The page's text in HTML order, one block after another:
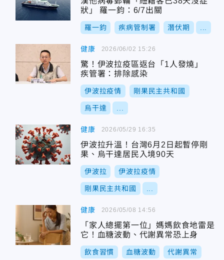
狀」 羅一鈞：6/7出關
羅一鈞 疾病管制署 潛伏期
健康
驚！伊波拉疫區返台「1人發燒」
疾管署：排除感染
伊波拉疫情 剛果民主共和國
烏干達
2026/06/02 15:26
健康
伊波拉升溫！台灣6月2日起暫停剛
果、烏干達居民入境90天
伊波拉 伊波拉疫情
剛果民主共和國
2026/05/29 16:35
健康
「家人總擺第一位」媽媽飲食地雷是
它！血糖波動、代謝異常恐上身
飲食習慣 血糖波動 代謝異常
2026/05/08 14:56